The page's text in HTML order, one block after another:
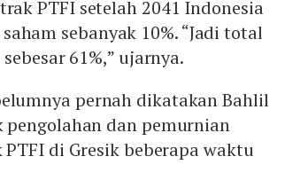
PTFI setelah 2041 Indonesia
sebanyak 10%. “Jadi total
61%,” ujarnya.
pernah dikatakan Bahlil
dan pemurnian
di Gresik beberapa waktu